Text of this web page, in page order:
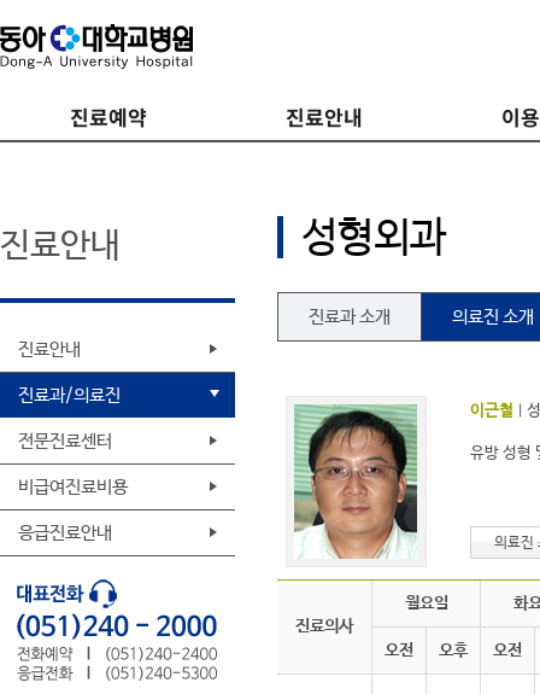
진료예약 진료안내 이
진료안내
진료안내
진료과/의료진
전문진료센터
비급여진료비용
응급진료안내
성형외과
진료과 소개 의료진 소개
이근철
유방 성형
의료진
진료의사
월요일 화
오전 오후 오전